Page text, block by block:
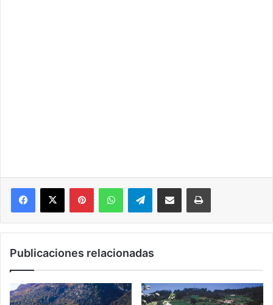
PinterestWhatsAppTelegramCompartir por correo electrónicoImprimir
Publicaciones relacionadas